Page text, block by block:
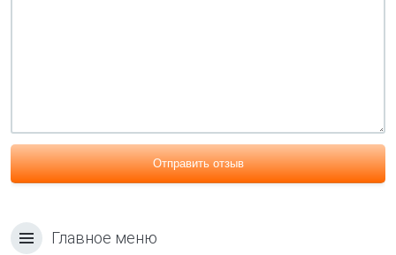
Отправить отзыв
Главное меню